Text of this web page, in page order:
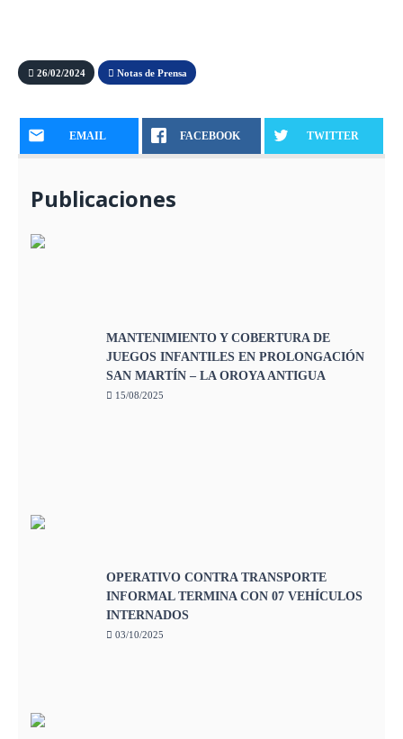
26/02/2024 Notas de Prensa
EMAIL FACEBOOK TWITTER
Publicaciones
MANTENIMIENTO Y COBERTURA DE
JUEGOS INFANTILES EN PROLONGACIÓN
SAN MARTÍN – LA OROYA ANTIGUA
15/08/2025
OPERATIVO CONTRA TRANSPORTE
INFORMAL TERMINA CON 07 VEHÍCULOS
INTERNADOS
03/10/2025